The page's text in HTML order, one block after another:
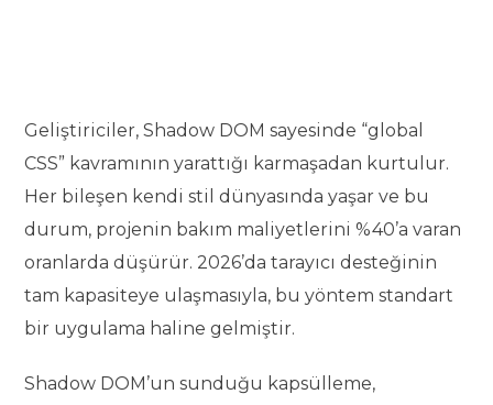
Geliştiriciler, Shadow DOM sayesinde “global
CSS” kavramının yarattığı karmaşadan kurtulur.
Her bileşen kendi stil dünyasında yaşar ve bu
durum, projenin bakım maliyetlerini %40’a varan
oranlarda düşürür. 2026’da tarayıcı desteğinin
tam kapasiteye ulaşmasıyla, bu yöntem standart
bir uygulama haline gelmiştir.
Shadow DOM’un sunduğu kapsülleme,